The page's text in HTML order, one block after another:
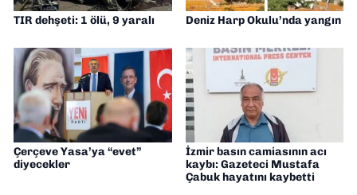
TIR dehşeti: 1 ölü, 9 yaralı Deniz Harp Okulu’nda yangın
Çerçeve Yasa’ya “evet”
diyecekler
İzmir basın camiasının acı
kaybı: Gazeteci Mustafa
Çabuk hayatını kaybetti